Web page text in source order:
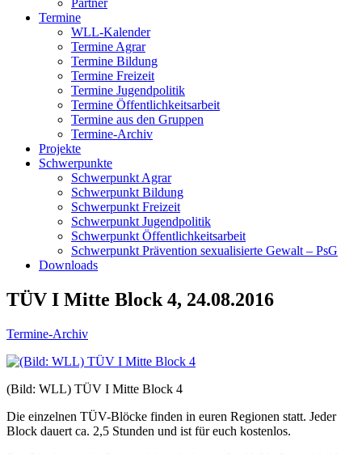
Partner
Termine
WLL-Kalender
Termine Agrar
Termine Bildung
Termine Freizeit
Termine Jugendpolitik
Termine Öffentlichkeitsarbeit
Termine aus den Gruppen
Termine-Archiv
Projekte
Schwerpunkte
Schwerpunkt Agrar
Schwerpunkt Bildung
Schwerpunkt Freizeit
Schwerpunkt Jugendpolitik
Schwerpunkt Öffentlichkeitsarbeit
Schwerpunkt Prävention sexualisierte Gewalt – PsG
Downloads
TÜV I Mitte Block 4, 24.08.2016
Termine-Archiv
(Bild: WLL) TÜV I Mitte Block 4
Die einzelnen TÜV-Blöcke finden in euren Regionen statt. Jeder
Block dauert ca. 2,5 Stunden und ist für euch kostenlos.